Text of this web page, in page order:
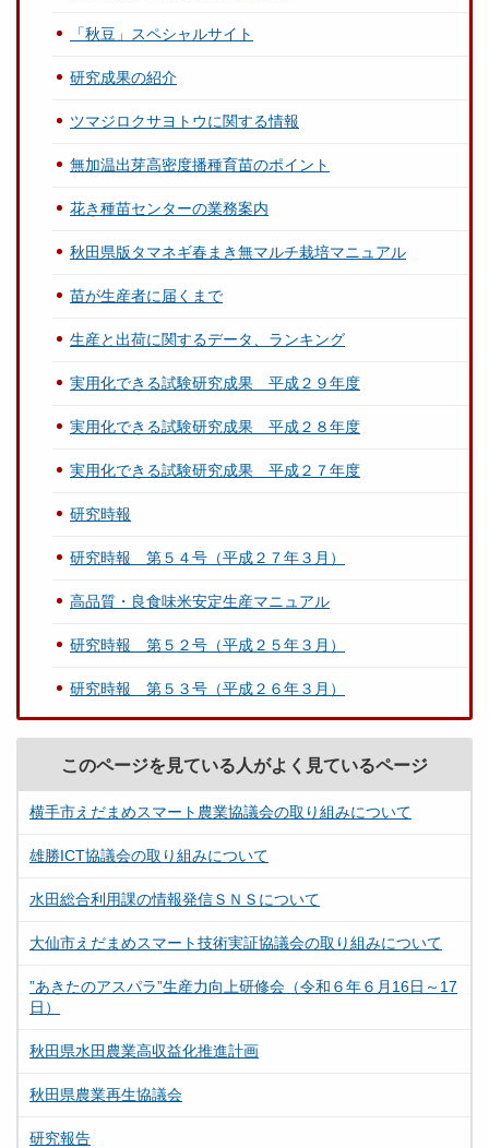
「秋豆」スペシャルサイト
研究成果の紹介
ツマジロクサヨトウに関する情報
無加温出芽高密度播種育苗のポイント
花き種苗センターの業務案内
秋田県版タマネギ春まき無マルチ栽培マニュアル
苗が生産者に届くまで
生産と出荷に関するデータ、ランキング
実用化できる試験研究成果 平成２９年度
実用化できる試験研究成果 平成２８年度
実用化できる試験研究成果 平成２７年度
研究時報
研究時報 第５４号（平成２７年３月）
高品質・良食味米安定生産マニュアル
研究時報 第５２号（平成２５年３月）
研究時報 第５３号（平成２６年３月）
このページを見ている人がよく見ているページ
横手市えだまめスマート農業協議会の取り組みについて
雄勝ICT協議会の取り組みについて
水田総合利用課の情報発信ＳＮＳについて
大仙市えだまめスマート技術実証協議会の取り組みについて
”あきたのアスパラ”生産力向上研修会（令和６年６月16日～17
日）
秋田県水田農業高収益化推進計画
秋田県農業再生協議会
研究報告